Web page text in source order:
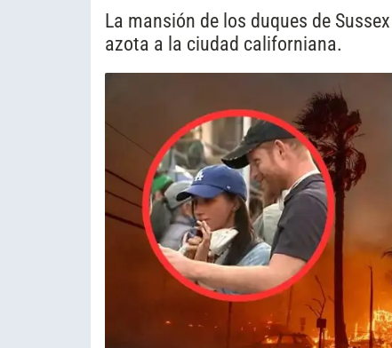
La mansión de los duques de
azota a la ciudad californiana.